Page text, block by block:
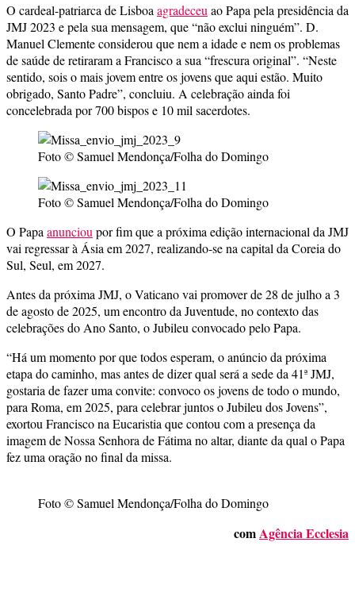
O cardeal-patriarca de Lisboa agradeceu ao Papa pela presidência da
JMJ 2023 e pela sua mensagem, que “não exclui ninguém”. D.
Manuel Clemente considerou que nem a idade e nem os problemas
de saúde de retiraram a Francisco a sua “frescura original”. “Neste
sentido, sois o mais jovem entre os jovens que aqui estão. Muito
obrigado, Santo Padre”, concluiu. A celebração ainda foi
concelebrada por 700 bispos e 10 mil sacerdotes.
Foto © Samuel Mendonça/Folha do Domingo
Foto © Samuel Mendonça/Folha do Domingo
O Papa anunciou por fim que a próxima edição internacional da JMJ
vai regressar à Ásia em 2027, realizando-se na capital da Coreia do
Sul, Seul, em 2027.
Antes da próxima JMJ, o Vaticano vai promover de 28 de julho a 3
de agosto de 2025, um encontro da Juventude, no contexto das
celebrações do Ano Santo, o Jubileu convocado pelo Papa.
“Há um momento por que todos esperam, o anúncio da próxima
etapa do caminho, mas antes de dizer qual será a sede da 41ª JMJ,
gostaria de fazer uma convite: convoco os jovens de todo o mundo,
para Roma, em 2025, para celebrar juntos o Jubileu dos Jovens”,
exortou Francisco na Eucaristia que contou com a presença da
imagem de Nossa Senhora de Fátima no altar, diante da qual o Papa
fez uma oração no final da missa.
Foto © Samuel Mendonça/Folha do Domingo
comAgência Ecclesia